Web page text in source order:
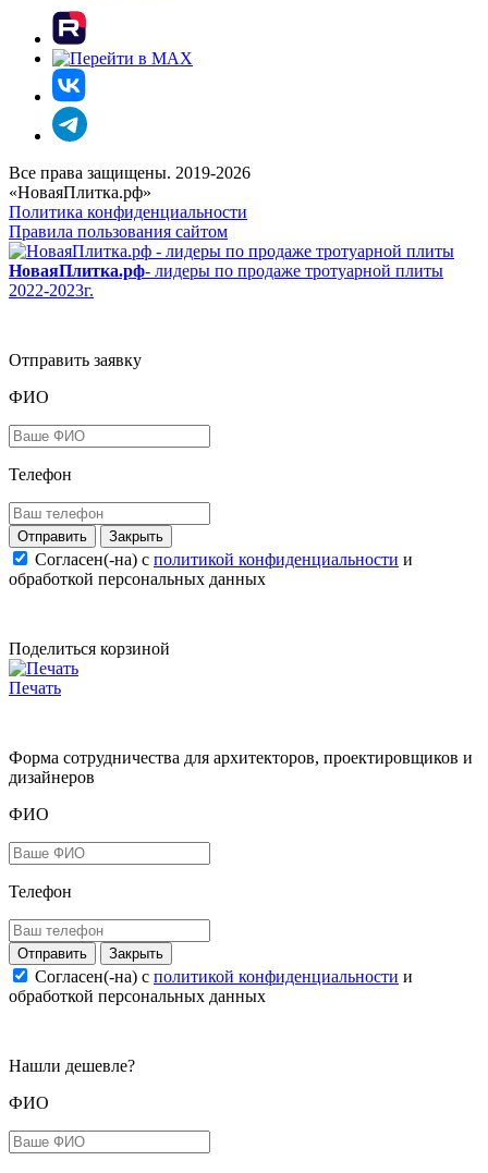
Все права защищены. 2019-2026
«НоваяПлитка.рф»
Политика конфиденциальности
Правила пользования сайтом
НоваяПлитка.рф- лидеры по продаже тротуарной плиты
2022-2023г.
Отправить заявку
ФИО
Телефон
Закрыть
Согласен(-на) c политикой конфиденциальности и
обработкой персональных данных
Поделиться корзиной
Печать
Форма сотрудничества для архитекторов, проектировщиков и
дизайнеров
ФИО
Телефон
Закрыть
Согласен(-на) c политикой конфиденциальности и
обработкой персональных данных
Нашли дешевле?
ФИО